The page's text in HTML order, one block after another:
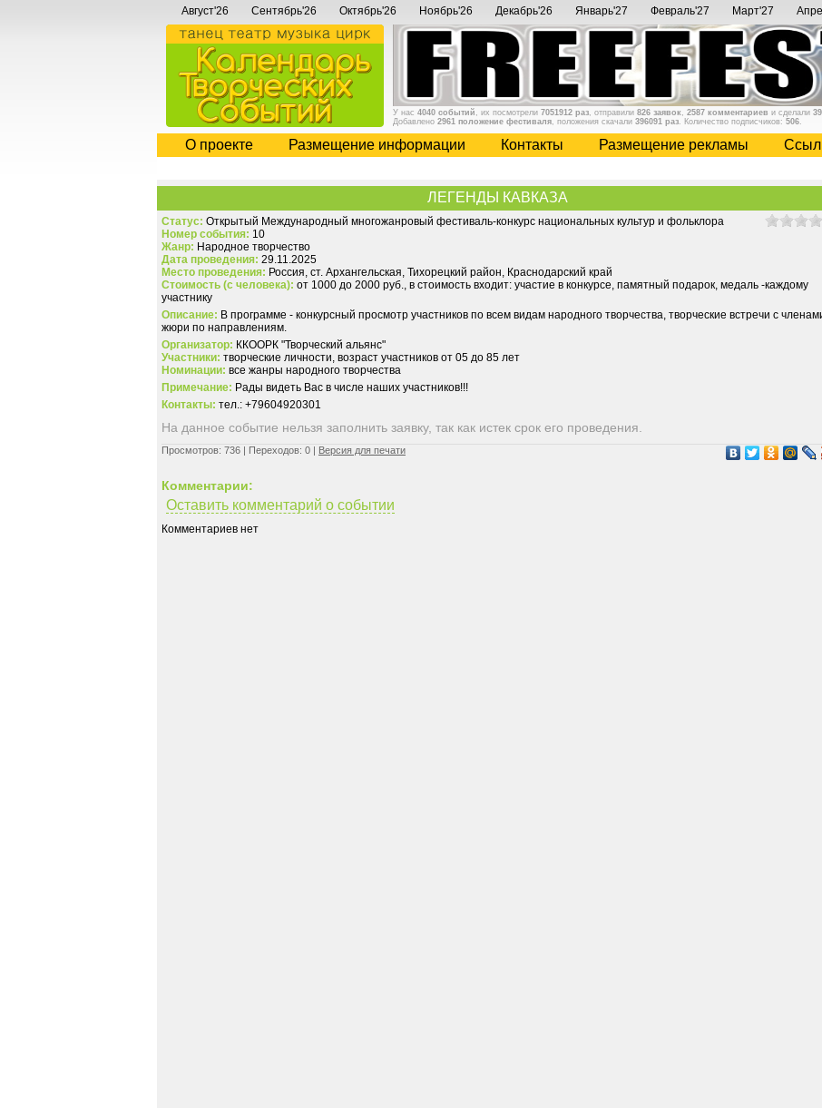
Август'26 Сентябрь'26 Октябрь'26 Ноябрь'26 Декабрь'26 Январь'27 Февраль'27 Март'27
У нас 4040 событий , их посмотрели 7051912 раз, отправили 826 заявок, 2587 комментариев и сделали
Добавлено 2961 положение фестиваля, положения скачали 396091 раз. Количество подписчиков: 506.
О проекте Размещение информации Контакты Размещение рекламы
ЛЕГЕНДЫ КАВКАЗА
Статус: Открытый Международный многожанровый фестиваль-конкурс национальных культур и фольклора
Номер события: 10
Жанр: Народное творчество
Дата проведения: 29.11.2025
Место проведения: Россия, ст. Архангельская, Тихорецкий район, Краснодарский край
Стоимость (с человека): от 1000 до 2000 руб., в стоимость входит: участие в конкурсе, памятный подарок, медаль -каждому
участнику
Описание: В программе - конкурсный просмотр участников по всем видам народного творчества, творческие встречи с
жюри по направлениям.
Организатор: ККООРК "Творческий альянс"
Участники: творческие личности, возраст участников от 05 до 85 лет
Номинации: все жанры народного творчества
Примечание: Рады видеть Вас в числе наших участников!!!
Контакты: тел.: +79604920301
На данное событие нельзя заполнить заявку, так как истек срок его проведения.
Просмотров: 736 | Переходов: 0 | Версия для печати
Комментарии:
Оставить комментарий о событии
Комментариев нет